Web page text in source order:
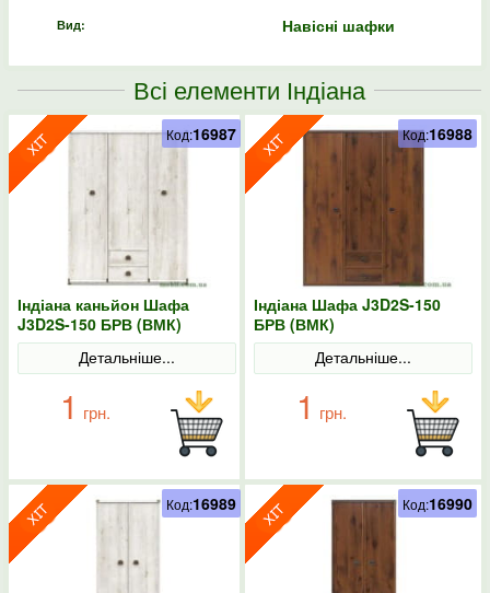
Вид: Навісні шафки
Всі елементи Індіана
Індіана каньйон Шафа
J3D2S-150 БРВ (ВМК)
Детальніше...
1 грн.
Код:16987
Індіана Шафа J3D2S-150
БРВ (ВМК)
Детальніше...
1 грн.
Код:16988
Код:16989 Код:16990